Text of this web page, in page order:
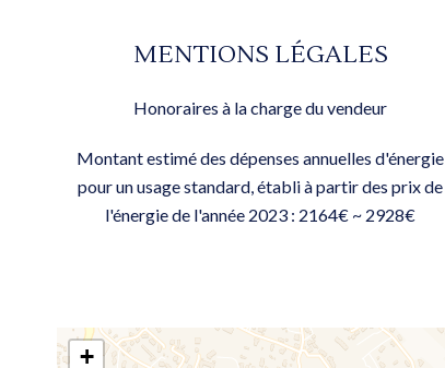
MENTIONS LÉGALES
Honoraires à la charge du vendeur
Montant estimé des dépenses annuelles d'énergie
pour un usage standard, établi à partir des prix de
l'énergie de l'année 2023 : 2164€ ~ 2928€
+